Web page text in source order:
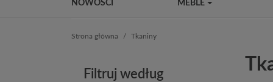
NOWOŚCI MEBLE
Strona główna Tkaniny
Filtruj według